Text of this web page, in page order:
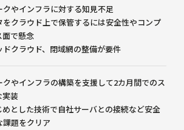
クやインフラに対する知見不足
をクラウド上で保管するには安全性やコンプ
面で懸念
ドクラウド、閉域網の整備が要件
クやインフラの構築を支援して2カ月間でのス
実装
めとした技術で自社サーバとの接続など安全
課題をクリア